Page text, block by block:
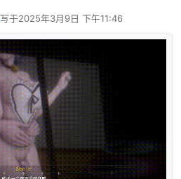
写于2025年3月9日 下午11:46
最后由 编辑